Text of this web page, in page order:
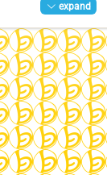
,German,
,
,
german
small group in
of la bonne
expand